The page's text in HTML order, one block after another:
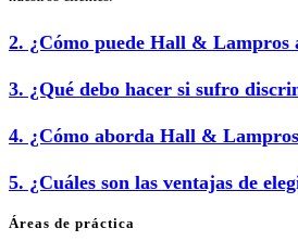
2. ¿Cómo puede Hall & Lampros
3. ¿Qué debo hacer si sufro
4. ¿Cómo aborda Hall &
5. ¿Cuáles son las ventajas de
Áreas de práctica